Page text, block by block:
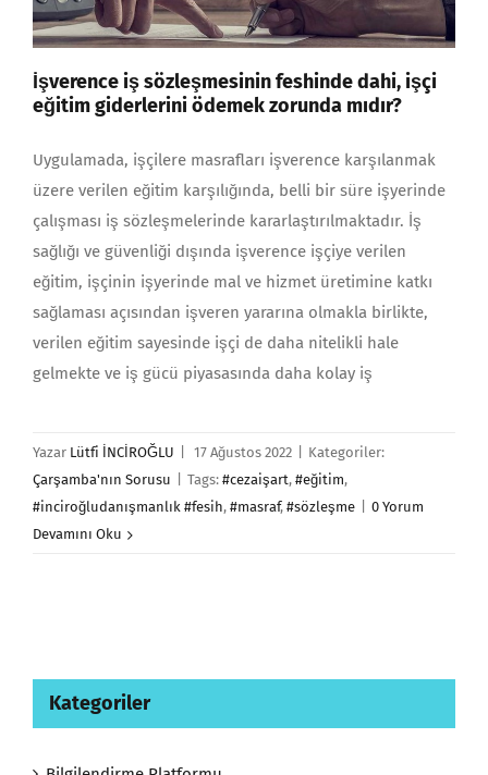
İşverence iş sözleşmesinin feshinde dahi, işçi
eğitim giderlerini ödemek zorunda mıdır?
Uygulamada, işçilere masrafları işverence karşılanmak
üzere verilen eğitim karşılığında, belli bir süre işyerinde
çalışması iş sözleşmelerinde kararlaştırılmaktadır. İş
sağlığı ve güvenliği dışında işverence işçiye verilen
eğitim, işçinin işyerinde mal ve hizmet üretimine katkı
sağlaması açısından işveren yararına olmakla birlikte,
verilen eğitim sayesinde işçi de daha nitelikli hale
gelmekte ve iş gücü piyasasında daha kolay iş
Yazar Lütfi İNCİROĞLU 17 Ağustos 2022
Kategoriler:
Çarşamba'nın Sorusu
Tags: #cezaişart, #eğitim,
#inciroğludanışmanlık #fesih, #masraf, #sözleşme
0 Yorum
Devamını Oku
Kategoriler